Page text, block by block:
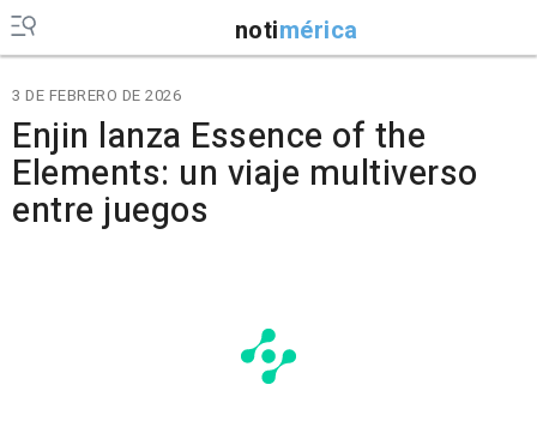
notimérica
3 DE FEBRERO DE 2026
Enjin lanza Essence of the
Elements: un viaje multiverso
entre juegos